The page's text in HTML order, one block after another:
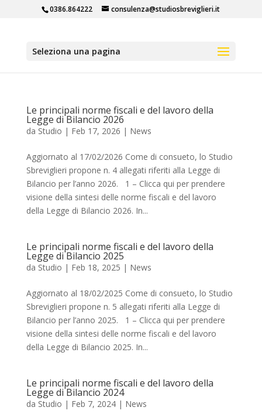
0386.864222 consulenza@studiosbreviglieri.it
Seleziona una pagina
Le principali norme fiscali e del lavoro della
Legge di Bilancio 2026
da Studio | Feb 17, 2026 | News
Aggiornato al 17/02/2026 Come di consueto, lo Studio
Sbreviglieri propone n. 4 allegati riferiti alla Legge di
Bilancio per l’anno 2026. 1 – Clicca qui per prendere
visione della sintesi delle norme fiscali e del lavoro
della Legge di Bilancio 2026. In...
Le principali norme fiscali e del lavoro della
Legge di Bilancio 2025
da Studio | Feb 18, 2025 | News
Aggiornato al 18/02/2025 Come di consueto, lo Studio
Sbreviglieri propone n. 5 allegati riferiti alla Legge di
Bilancio per l’anno 2025. 1 – Clicca qui per prendere
visione della sintesi delle norme fiscali e del lavoro
della Legge di Bilancio 2025. In...
Le principali norme fiscali e del lavoro della
Legge di Bilancio 2024
da Studio | Feb 7, 2024| News